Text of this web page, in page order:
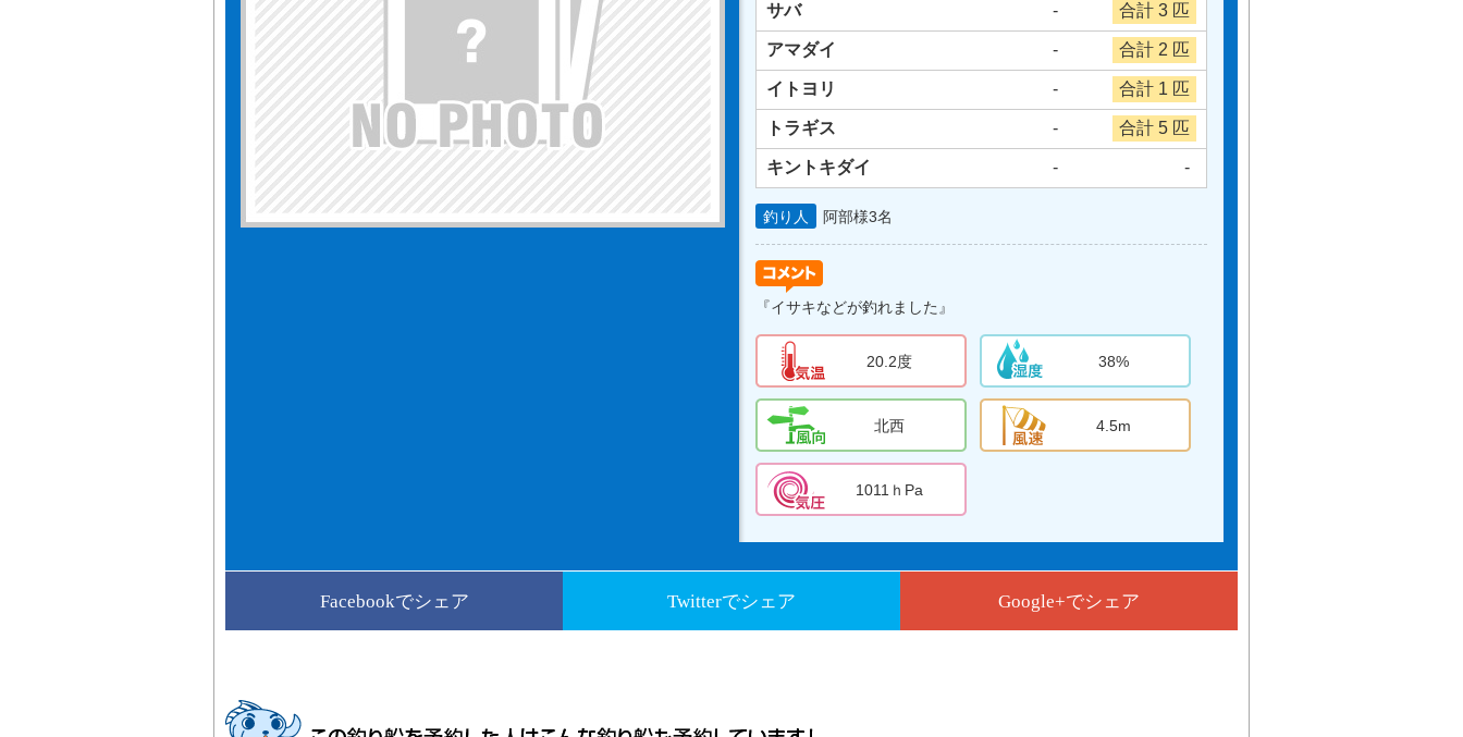
サバ - 合計 3 匹
アマダイ - 合計 2 匹
イトヨリ - 合計 1 匹
トラギス - 合計 5 匹
キントキダイ - -
釣り人 阿部様3名
『イサキなどが釣れました』
20.2度 38%
北西 4.5m
1011ｈPa
Facebookでシェア Twitterでシェア Google+でシェア